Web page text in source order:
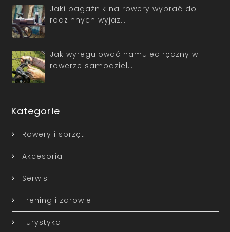
Jaki bagażnik na rowery wybrać do
rodzinnych wyjaz…
Jak wyregulować hamulec ręczny w
rowerze samodziel…
Kategorie
Rowery i sprzęt
Akcesoria
Serwis
Trening i zdrowie
Turystyka